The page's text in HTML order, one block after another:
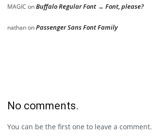
MAGIC onBuffalo Regular Font → Font, please?
nathanonPassenger Sans Font Family
No comments.
You can be the first one to leave a comment.